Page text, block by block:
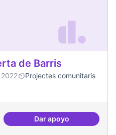
de Barris
Projectes comunitaris
Dar apoyoProjecte Xarxa